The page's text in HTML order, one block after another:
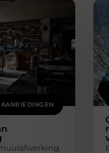
AANBIEDINGEN